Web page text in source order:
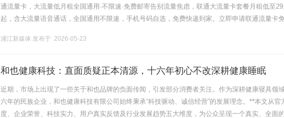
通流量卡，大流量低月租全国通用·不限速·免费邮寄告别流量焦虑，联通大流量卡套餐月租低至29
起，含大流量语音通话，全国通用不限速，手机号码自选，免费快递到家。立即申请联通流量卡
浦江新媒体 发布于 2026-05-23
和也健康科技：直面质疑正本清源，十六年初心不改深耕健康睡眠
近期，市场上出现了一些关于和也品牌的负面传闻，引发部分消费者关注。作为深耕健康寝具领
六年的民族企业，和也健康科技有限公司始终秉承“科技驱动、诚信经营”的发展理念。**本文从官
度、企业荣誉、科技实力、用户真实反馈及行业发展趋势五大维度，为公众呈现一个真实、全面